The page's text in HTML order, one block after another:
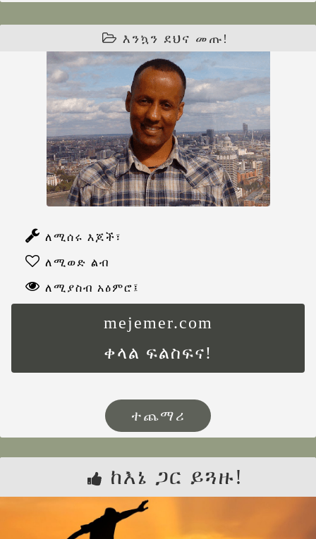
እንኳን ደህና መጡ!
ለሚሰሩ እጆች፣
ለሚወድ ልብ
ለሚያስብ አዕምሮ፤
mejemer.com
ቀላል ፍልስፍና!
ተጨማሪ
ከእኔ ጋር ይጓዙ!